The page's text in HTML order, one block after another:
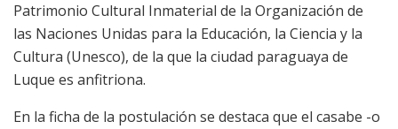
Patrimonio Cultural Inmaterial de la Organización de
las Naciones Unidas para la Educación, la Ciencia y la
Cultura (Unesco), de la que la ciudad paraguaya de
Luque es anfitriona.
En la ficha de la postulación se destaca que el casabe -o